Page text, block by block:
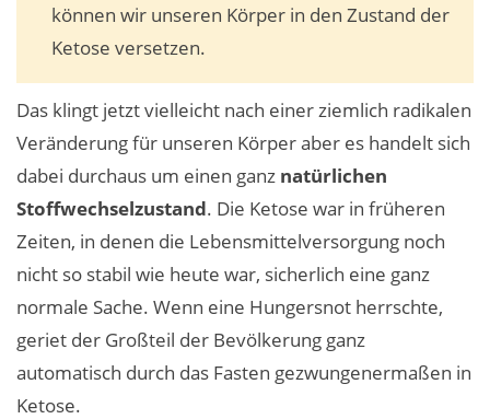
können wir unseren Körper in den Zustand der
Ketose versetzen.
Das klingt jetzt vielleicht nach einer ziemlich radikalen
Veränderung für unseren Körper aber es handelt sich
dabei durchaus um einen ganz natürlichen
Stoffwechselzustand. Die Ketose war in früheren
Zeiten, in denen die Lebensmittelversorgung noch
nicht so stabil wie heute war, sicherlich eine ganz
normale Sache. Wenn eine Hungersnot herrschte,
geriet der Großteil der Bevölkerung ganz
automatisch durch das Fasten gezwungenermaßen in
Ketose.